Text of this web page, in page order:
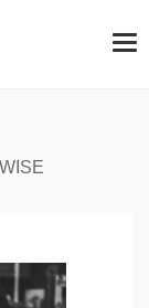
T